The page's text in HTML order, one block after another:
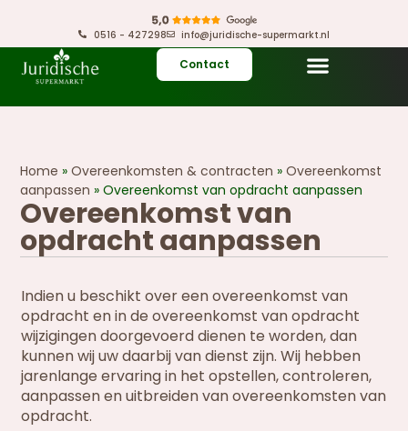
0516 - 427298 info@juridische-supermarkt.nl
Contact
Overeenkomst van
opdracht aanpassen
Home »Overeenkomsten & contracten »Overeenkomst
aanpassen »Overeenkomst van opdracht aanpassen
Indien u beschikt over een overeenkomst van
opdracht en in de overeenkomst van opdracht
wijzigingen doorgevoerd dienen te worden, dan
kunnen wij uw daarbij van dienst zijn. Wij hebben
jarenlange ervaring in het opstellen, controleren,
aanpassen en uitbreiden van overeenkomsten van
opdracht.